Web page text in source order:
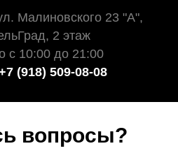
Малиновского 23 "А",
2 этаж
с 10:00 до 21:00
(918) 509-08-08
вопросы?